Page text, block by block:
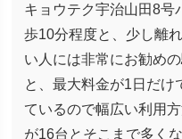
キョウテク宇治山田8号
歩10分程度と、少し離
い人には非常にお勧め
と、最大料金が1日だけ
ているので幅広い利用
が16台とそこまで多く